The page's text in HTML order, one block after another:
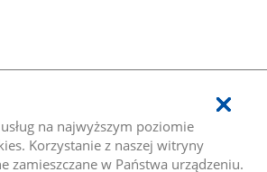
na najwyższym poziomie
Korzystanie z naszej witryny
zamieszczane w Państwa urządzeniu.